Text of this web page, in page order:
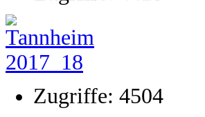
Zugriffe: 4504